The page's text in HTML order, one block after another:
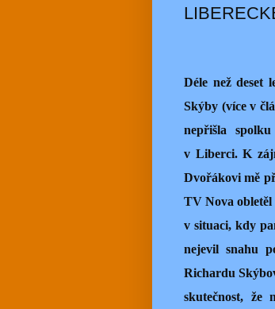
Déle než deset
Skýby (více v
nepřišla
v Liberci. K
Dvořákovi mě
TV Nova obletěl
v situaci, kdy
nejevil snahu
Richardu
skutečnost, že